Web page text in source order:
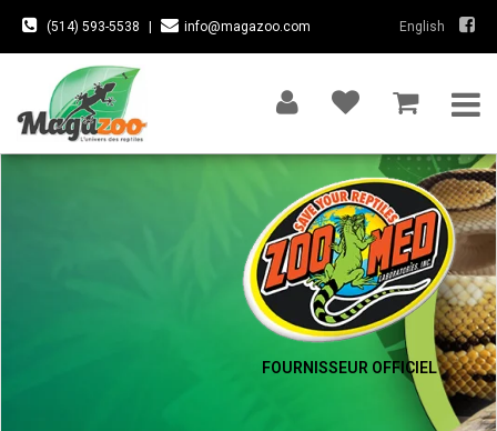
(514) 593-5538 info@magazoo.com English
FOURNISSEUR OFFICIEL